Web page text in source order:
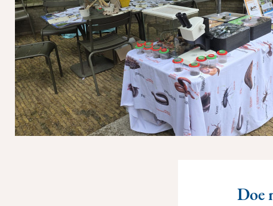
Doe